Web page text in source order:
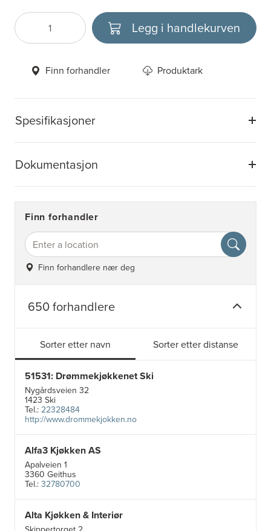
Spesifikasjoner
Dokumentasjon
Antall
Velg enhet Legg i handlekurven
Finn forhandler Produktark
Finn forhandler
Finn forhandlere nær deg
650 forhandlere
Sorter etter navn Sorter etter distanse
51531: Drømmekjøkkenet Ski
Nygårdsveien 32
1423 Ski
Tel.:22328484
http://www.drommekjokken.no
Alfa3 Kjøkken AS
Apalveien 1
3360 Geithus
Tel.:32780700
Alta Kjøkken & Interiør